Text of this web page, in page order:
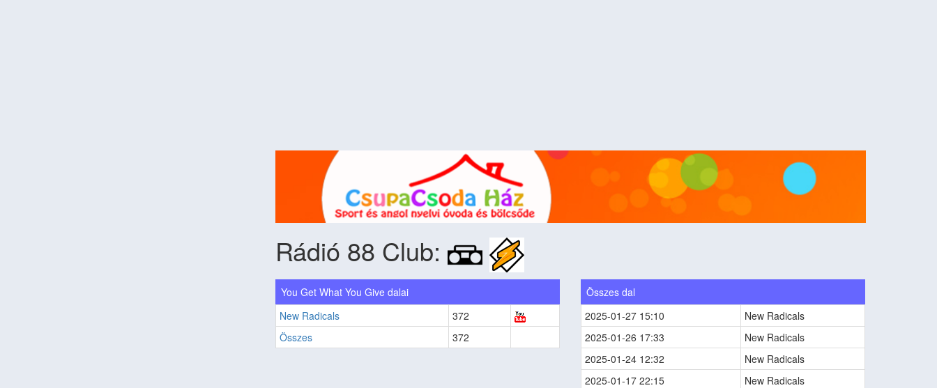
Rádió 88 Club:
You Get What You Give dalai
New Radicals
372
Összes
372
Összes dal
2025-01-27 15:10
New Radicals
2025-01-26 17:33
New Radicals
2025-01-24 12:32
New Radicals
2025-01-17 22:15
New Radicals